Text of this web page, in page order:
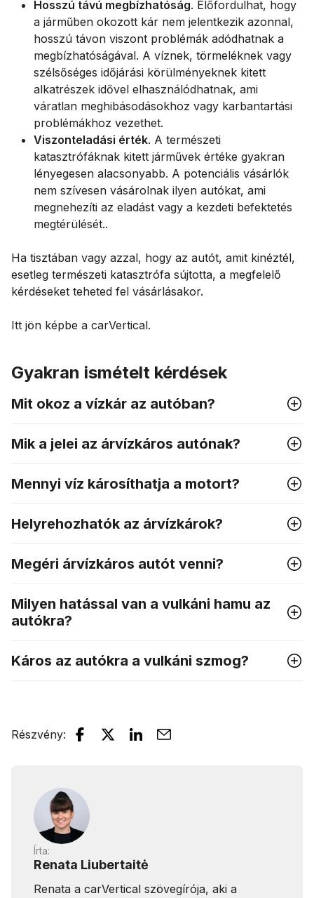
Hosszú távú megbízhatóság. Előfordulhat, hogy
a járműben okozott kár nem jelentkezik azonnal,
hosszú távon viszont problémák adódhatnak a
megbízhatóságával. A víznek, törmeléknek vagy
szélsőséges időjárási körülményeknek kitett
alkatrészek idővel elhasználódhatnak, ami
váratlan meghibásodásokhoz vagy karbantartási
problémákhoz vezethet.
Viszonteladási érték. A természeti
katasztrófáknak kitett járművek értéke gyakran
lényegesen alacsonyabb. A potenciális vásárlók
nem szívesen vásárolnak ilyen autókat, ami
megnehezíti az eladást vagy a kezdeti befektetés
megtérülését..
Ha tisztában vagy azzal, hogy az autót, amit kinéztél,
esetleg természeti katasztrófa sújtotta, a megfelelő
kérdéseket teheted fel vásárlásakor.
Itt jön képbe a carVertical.
Gyakran ismételt kérdések
Mit okoz a vízkár az autóban?
Mik a jelei az árvízkáros autónak?
Mennyi víz károsíthatja a motort?
Helyrehozhatók az árvízkárok?
Megéri árvízkáros autót venni?
Milyen hatással van a vulkáni hamu az
autókra?
Káros az autókra a vulkáni szmog?
Részvény:
Írta:
Renata Liubertaitė
Renata a carVertical szövegírója, aki a